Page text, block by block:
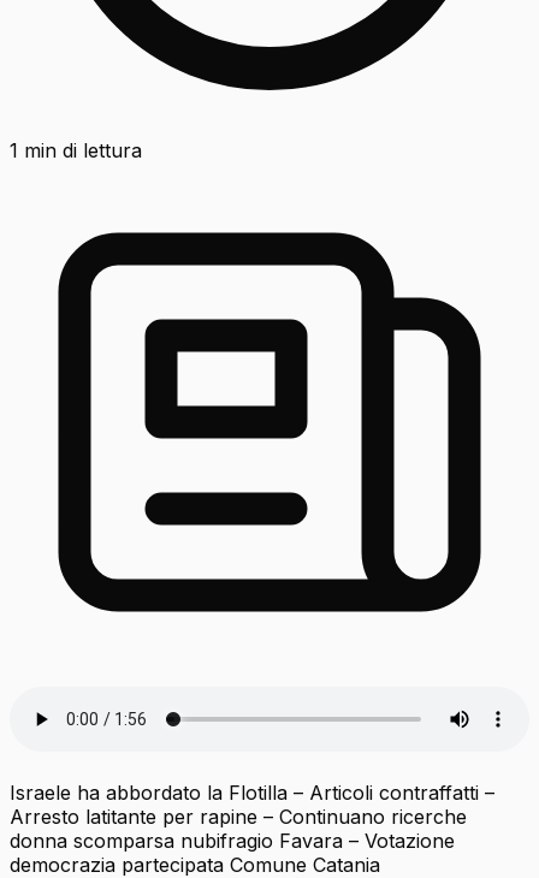
1 min di lettura
Israele ha abbordato la Flotilla – Articoli contraffatti –
Arresto latitante per rapine – Continuano ricerche
donna scomparsa nubifragio Favara – Votazione
democrazia partecipata Comune Catania